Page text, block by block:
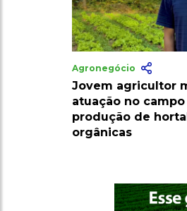
Agronegócio
Jovem agricultor
atuação no
produção de
orgânicas